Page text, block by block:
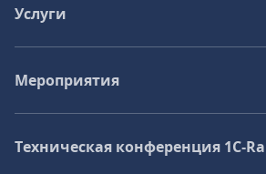
Услуги
Мероприятия
Техническая конференция